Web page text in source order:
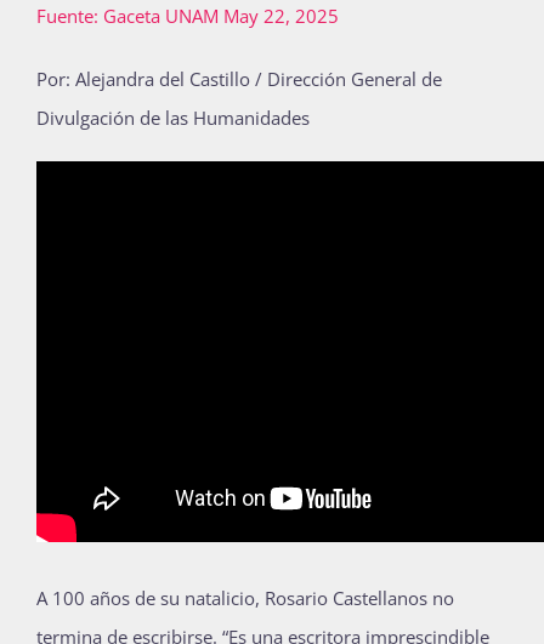
Recursos
Súmate
Fuente: Gaceta UNAM May 22, 2025
Por: Alejandra del Castillo / Dirección General de
Divulgación de las Humanidades
A 100 años de su natalicio, Rosario Castellanos no
termina de escribirse. “Es una escritora imprescindible